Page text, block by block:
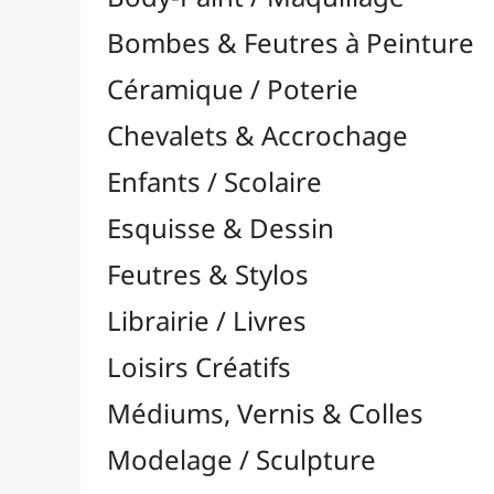
Feutres & Stylos
Librairie / Livres
Loisirs Créatifs
Médiums, Vernis & Colles
Modelage / Sculpture
Peintures / Couleurs
Résines / Moulage
Supports Dessin & Peinture
Transport / Rangement
Vannerie / Rotin
Papeterie & Bureau